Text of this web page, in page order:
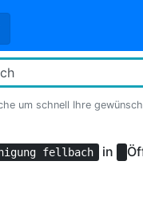
um schnell Ihre
fellbach in